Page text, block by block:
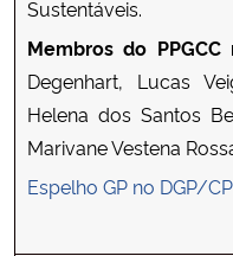
Sustentáveis.
Membros do PPGCC
Degenhart, Lucas
Helena dos Santos
Marivane Vestena
Espelho GP no DGP/